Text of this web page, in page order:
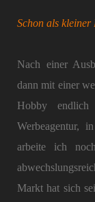
Schon als kleiner
Nach einer
dann mit einer
Hobby
Werbeagentur,
arbeite ich
Markt hat sich